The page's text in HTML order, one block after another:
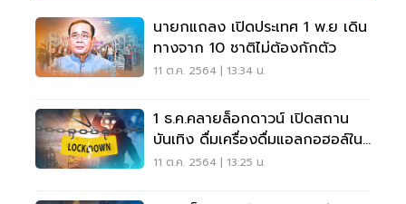
นายกแถลง เปิดประเทศ 1 พ.ย เดิน
ทางจาก 10 ชาติไม่ต้องกักตัว
11 ต.ค. 2564 | 13:34 น.
1 ธ.ค.คลายล็อกดาวน์ เปิดสถาน
บันเทิง ดื่มเครื่องดื่มแอลกอฮอล์ใน
ร้านอาหาร
11 ต.ค. 2564 | 13:25 น.